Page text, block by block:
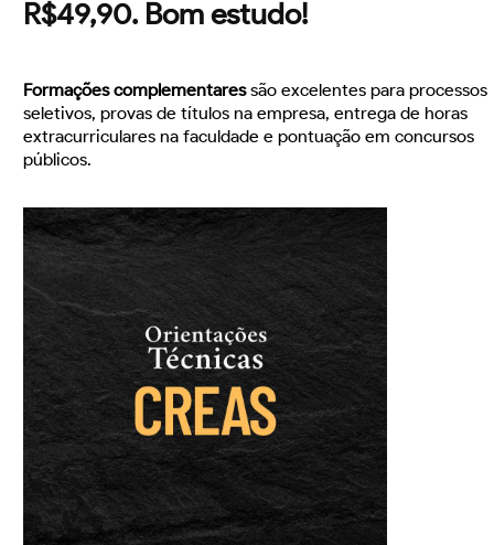
R$49,90. Bom estudo!
Formações complementaressão excelentes para processos
seletivos, provas de títulos na empresa, entrega de horas
extracurriculares na faculdade e pontuação em concursos
públicos.